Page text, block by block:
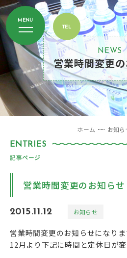
NEWS
営業時間変更
ホーム お知ら
記事ページ
営業時間変更のお知らせ
2015.11.12 お知らせ
営業時間変更のお知らせになりま
12月より下記に時間と定休日が変